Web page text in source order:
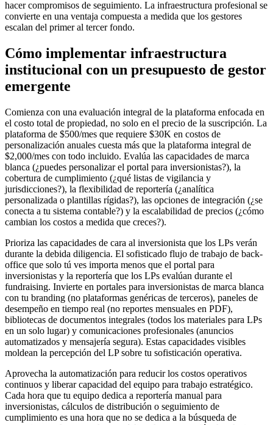
hacer compromisos de seguimiento. La infraestructura profesional se
convierte en una ventaja compuesta a medida que los gestores
escalan del primer al tercer fondo.
Cómo implementar infraestructura
institucional con un presupuesto de gestor
emergente
Comienza con una evaluación integral de la plataforma enfocada en
el costo total de propiedad, no solo en el precio de la suscripción. La
plataforma de $500/mes que requiere $30K en costos de
personalización anuales cuesta más que la plataforma integral de
$2,000/mes con todo incluido. Evalúa las capacidades de marca
blanca (¿puedes personalizar el portal para inversionistas?), la
cobertura de cumplimiento (¿qué listas de vigilancia y
jurisdicciones?), la flexibilidad de reportería (¿analítica
personalizada o plantillas rígidas?), las opciones de integración (¿se
conecta a tu sistema contable?) y la escalabilidad de precios (¿cómo
cambian los costos a medida que creces?).
Prioriza las capacidades de cara al inversionista que los LPs verán
durante la debida diligencia. El sofisticado flujo de trabajo de back-
office que solo tú ves importa menos que el portal para
inversionistas y la reportería que los LPs evalúan durante el
fundraising. Invierte en portales para inversionistas de marca blanca
con tu branding (no plataformas genéricas de terceros), paneles de
desempeño en tiempo real (no reportes mensuales en PDF),
bibliotecas de documentos integrales (todos los materiales para LPs
en un solo lugar) y comunicaciones profesionales (anuncios
automatizados y mensajería segura). Estas capacidades visibles
moldean la percepción del LP sobre tu sofisticación operativa.
Aprovecha la automatización para reducir los costos operativos
continuos y liberar capacidad del equipo para trabajo estratégico.
Cada hora que tu equipo dedica a reportería manual para
inversionistas, cálculos de distribución o seguimiento de
cumplimiento es una hora que no se dedica a la búsqueda de